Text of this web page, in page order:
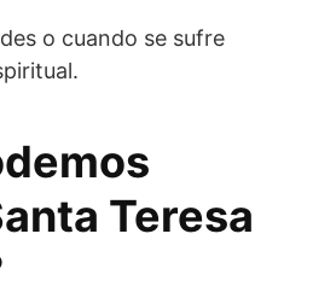
o cuando se sufre
Teresa